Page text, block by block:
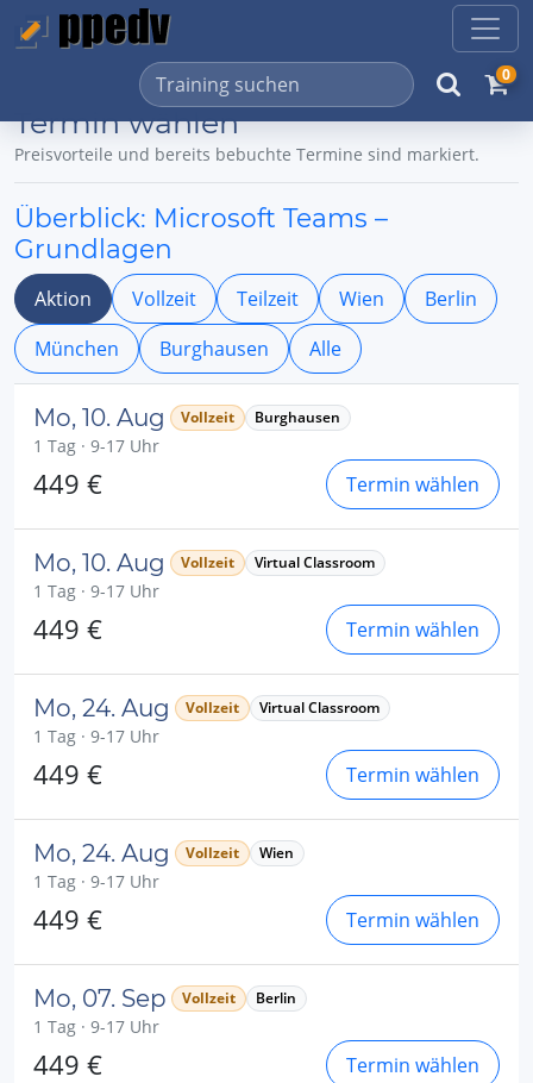
0
Termin wählen
Preisvorteile und bereits bebuchte Termine sind markiert.
Überblick: Microsoft Teams –
Grundlagen
Aktion Vollzeit Teilzeit Wien
Berlin
München
Burghausen Alle
Mo, 10. Aug Vollzeit Burghausen
1 Tag · 9-17 Uhr
449 € Termin wählen
Mo, 10. Aug Vollzeit Virtual Classroom
1 Tag · 9-17 Uhr
449 € Termin wählen
Mo, 24. Aug Vollzeit Virtual Classroom
1 Tag · 9-17 Uhr
449 € Termin wählen
Mo, 24. Aug Vollzeit Wien
1 Tag · 9-17 Uhr
449 € Termin wählen
Mo, 07. Sep Vollzeit Berlin
1 Tag · 9-17 Uhr
449 € Termin wählen